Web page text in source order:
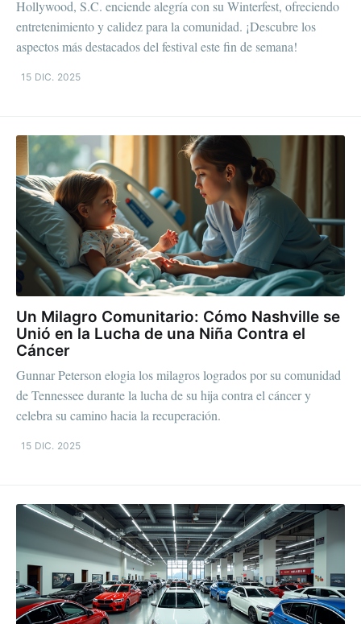
Hollywood, S.C. enciende alegría con su Winterfest, ofreciendo
entretenimiento y calidez para la comunidad. ¡Descubre los
aspectos más destacados del festival este fin de semana!
15 DIC. 2025
Un Milagro Comunitario: Cómo Nashville se
Unió en la Lucha de una Niña Contra el
Cáncer
Gunnar Peterson elogia los milagros logrados por su comunidad
de Tennessee durante la lucha de su hija contra el cáncer y
celebra su camino hacia la recuperación.
15 DIC. 2025